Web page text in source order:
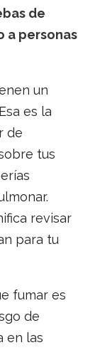
de
a personas
un
es la
de
tus
revisar
para tu
fumar es
de
en las